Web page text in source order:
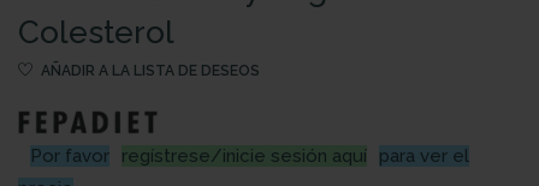
Colesterol
AÑADIR A LA LISTA DE DESEOS
Por favor regístrese/inicie sesión aquí
para ver el